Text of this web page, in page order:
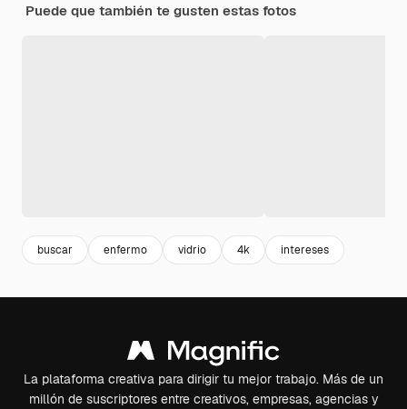
Puede que también te gusten estas fotos
buscar enfermo vidrio 4k intereses
La plataforma creativa para dirigir tu mejor trabajo. Más de un
millón de suscriptores entre creativos, empresas, agencias y